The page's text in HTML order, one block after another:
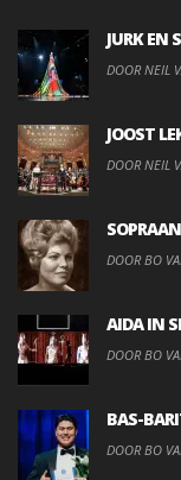
JURK EN
DOOR NEIL
JOOST
DOOR NEIL
DOOR BO
AIDA IN
DOOR BO
BAS-
DOOR BO